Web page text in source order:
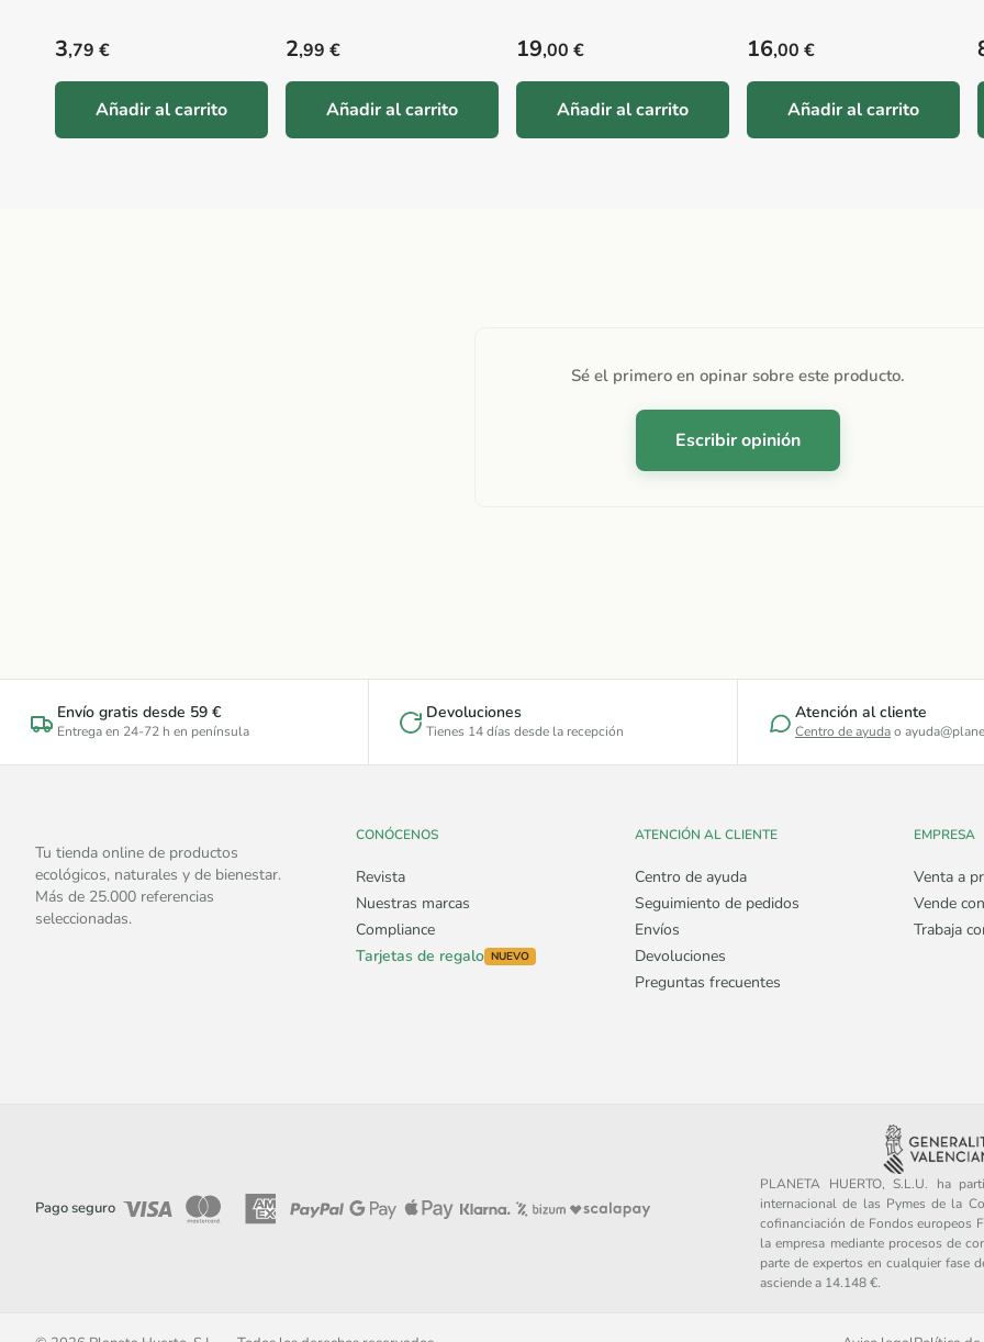
Precio habitual
3,79 €
Añadir al carrito
Precio habitual
2,99 €
Añadir al carrito
Precio habitual
19,00 €
Añadir al carrito
Precio habitual
16,00 €
Añadir al carrito
Sé el primero en opinar sobre este producto.
Escribir opinión
Envío gratis desde 59 €
Entrega en 24-72 h en península
Devoluciones
Tienes 14 días desde la recepción
Atención al cliente
Centro de ayudao
Tu tienda online de productos
ecológicos, naturales y de bienestar.
Más de 25.000 referencias
seleccionadas.
CONÓCENOS
Revista
Nuestras marcas
Compliance
Tarjetas de regalo NUEVO
ATENCIÓN AL CLIENTE
Centro de ayuda
Seguimiento de pedidos
Envíos
Devoluciones
Preguntas frecuentes
EMPRESA
Venta a
Vende
Trabaja
Pago seguro
PLANETA HUERTO, S.L.U. ha
internacional de las Pymes de la
cofinanciación de Fondos europeos
la empresa mediante procesos de
parte de expertos en cualquier fase
asciende a 14.148 €.